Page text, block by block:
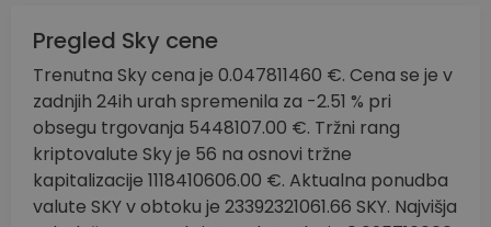
Pregled Sky cene
Trenutna Sky cena je 0.047811460 €. Cena se je v
zadnjih 24ih urah spremenila za -2.51 % pri
obsegu trgovanja 5448107.00 €. Tržni rang
kriptovalute Sky je 56 na osnovi tržne
kapitalizacije 1118410606.00 €. Aktualna ponudba
valute SKY v obtoku je 23392321061.66 SKY. Najvišja